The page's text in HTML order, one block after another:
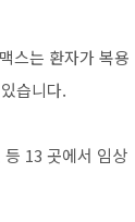
스는 환자가 복용
습니다.
13 곳에서 임상